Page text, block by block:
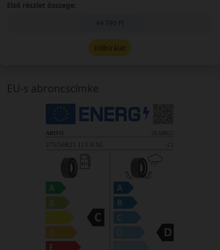
Első részlet összege:
44 790 Ft
Előbírálat
EU-s abroncscímke